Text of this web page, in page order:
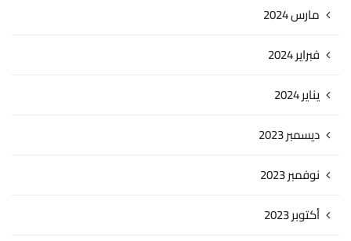
مارس 2024
فبراير 2024
يناير 2024
ديسمبر 2023
نوفمبر 2023
أكتوبر 2023